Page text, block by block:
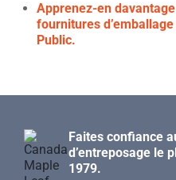
Apprenez-en
fournitures
Public.
Faites confiance
d’entreposage le
1979.